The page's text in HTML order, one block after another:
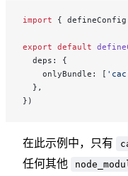
import {
export default
  deps: {
    onlyBundle: [
  },
})
在此示例中，只有
任何其他